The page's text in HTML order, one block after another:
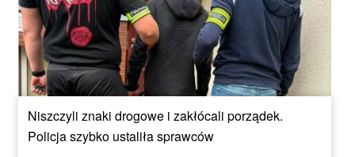
Niszczyli znaki drogowe i zakłócali porządek.
Policja szybko ustaliła sprawców